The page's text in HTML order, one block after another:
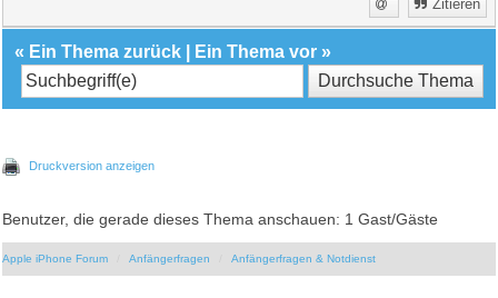
Zitieren
« Ein Thema zurück Ein Thema vor »
Druckversion anzeigen
Benutzer, die gerade dieses Thema anschauen: 1 Gast/Gäste
Apple iPhone Forum Anfängerfragen Anfängerfragen & Notdienst